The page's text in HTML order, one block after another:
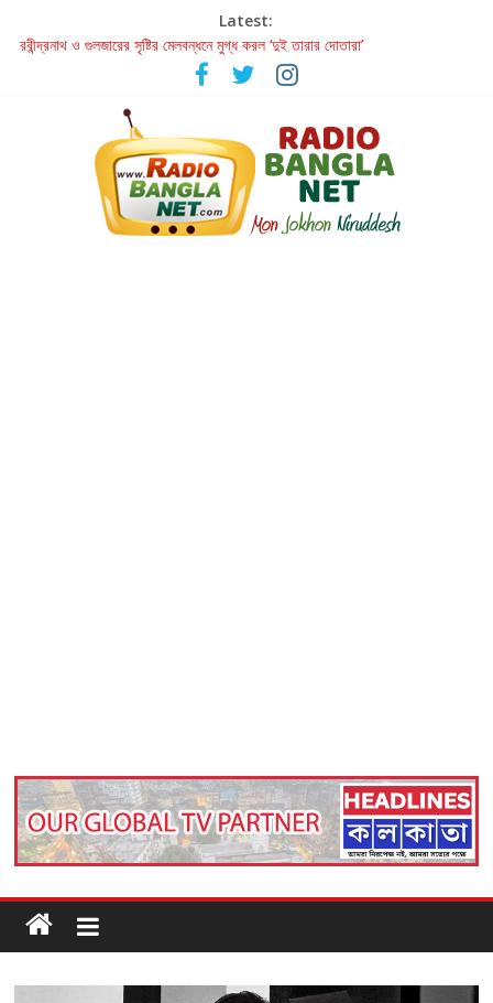
Latest:
রবীন্দ্রনাথ ও গুলজারের সৃষ্টির মেলবন্ধনে মুগ্ধ করল ‘দুই তারার দোতারা’
কলের গান থেকে রীলস্ — বাঙালির গান শোনার বিবর্তনের গল্প
জগন্নাথমঙ্গলম্ — বাংলায় প্রথমবার মঞ্চে এবার রথযাত্রার উদযাপন
Retribution: A Thought-Provoking Short Film That Challenges
Our Understanding of Justice
হাওয়া বদলের টলিউডে ‘তুমি এলে তাই’